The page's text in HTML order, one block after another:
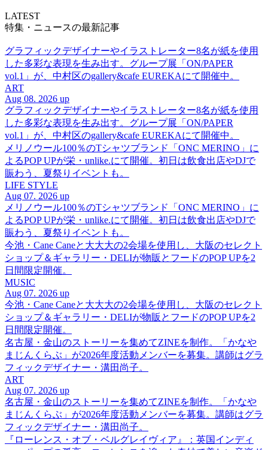
LATEST
特集・ニュースの最新記事
グラフィックデザイナーやイラストレーター8名が紙を使用
した多彩な表現を生み出す。グループ展「ON/PAPER
vol.1」が、中村区のgallery&cafe EUREKAにて開催中。
ART
Aug 08. 2026 up
グラフィックデザイナーやイラストレーター8名が紙を使用
した多彩な表現を生み出す。グループ展「ON/PAPER
vol.1」が、中村区のgallery&cafe EUREKAにて開催中。
メリノウール100％のTシャツブランド「ONC MERINO」に
よるPOP UPが栄・unlike.にて開催。初日は飲食出店やDJで
賑わう、夏祭りイベントも。
LIFE STYLE
Aug 07. 2026 up
メリノウール100％のTシャツブランド「ONC MERINO」に
よるPOP UPが栄・unlike.にて開催。初日は飲食出店やDJで
賑わう、夏祭りイベントも。
今池・Cane Caneと大大大の2会場を使用し、大阪のセレクト
ショップ＆ギャラリー・DELIが物販とフードのPOP UPを2
日間限定開催。
MUSIC
Aug 07. 2026 up
今池・Cane Caneと大大大の2会場を使用し、大阪のセレクト
ショップ＆ギャラリー・DELIが物販とフードのPOP UPを2
日間限定開催。
名古屋・金山のストーリーを集めてZINEを制作。「かなや
まじんくらぶ」が2026年度活動メンバーを募集。講師はグラ
フィックデザイナー・溝田尚子。
ART
Aug 07. 2026 up
名古屋・金山のストーリーを集めてZINEを制作。「かなや
まじんくらぶ」が2026年度活動メンバーを募集。講師はグラ
フィックデザイナー・溝田尚子。
『ローレンス・オブ・ベルグレイヴィア』：英国インディ